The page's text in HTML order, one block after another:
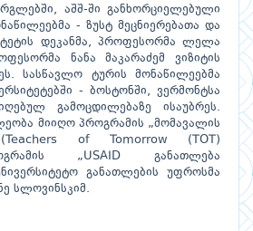
აშშ-ში განხორციელებული
- ზუსტ მეცნიერებათა და
დეკანმა, პროფესორმა ლელა
ნანა მაკარაძემ ვიზიტის
სასწავლო ტურის მონაწილეებმა
- ბოსტონში, ვერმონტსა
გამოცდილებაზე ისაუბრეს.
მიიღო პროგრამის „მომავალის
(Teachers of Tomorrow (TOT)
„USAID განათლება
განათლების უფროსმა
სლოვინსკიმ.